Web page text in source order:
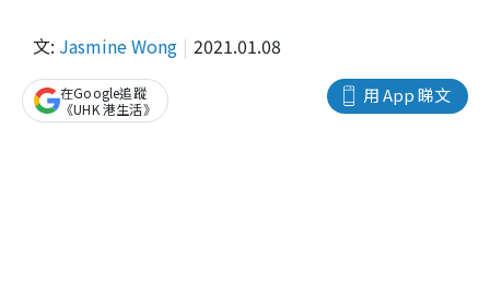
文: Jasmine Wong 2021.01.08
用 App 睇文
在Google追蹤
《UHK 港生活》